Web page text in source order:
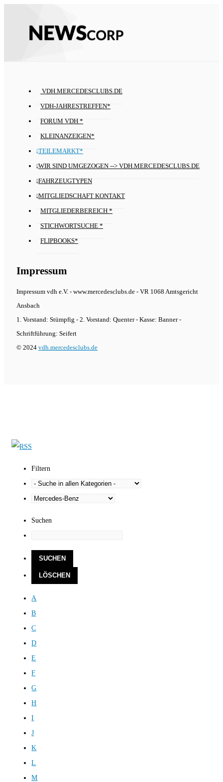
VDH.MERCEDESCLUBS.DE
VDH-JAHRESTREFFEN*
FORUM VDH *
KLEINANZEIGEN*
TEILEMARKT*
WIR SIND UMGEZOGEN --> VDH.MERCEDESCLUBS.DE
FAHRZEUGTYPEN
MITGLIEDSCHAFT KONTAKT
MITGLIEDERBEREICH *
STICHWORTSUCHE *
FLIPBOOKS*
Impressum
Impressum vdh e.V. - www.mercedesclubs.de - VR 1068 Amtsgericht
Ansbach
1. Vorstand: Stümpfig - 2. Vorstand: Quenter - Kasse: Banner -
Schriftführung: Seifert
© 2024 vdh.mercedesclubs.de
Filtern
Suchen
A
B
C
D
E
F
G
H
I
J
K
L
M